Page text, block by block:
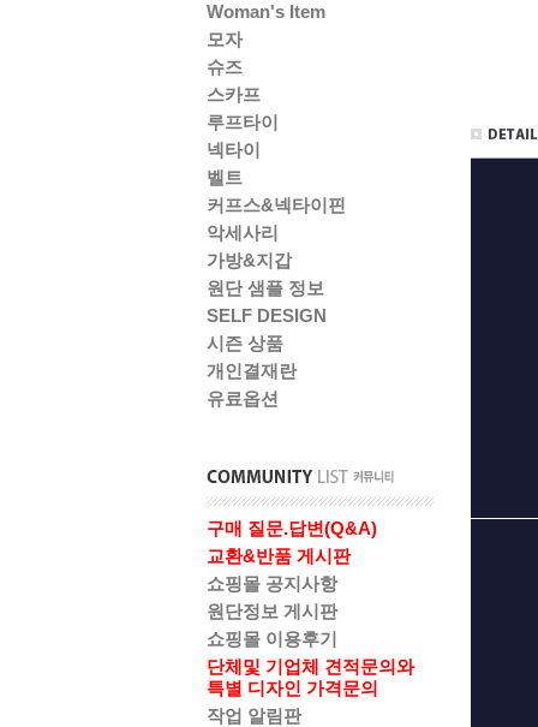
Woman's Item
모자
슈즈
스카프
루프타이
넥타이
벨트
커프스&넥타이핀
악세사리
가방&지갑
원단 샘플 정보
SELF DESIGN
시즌 상품
개인결재란
유료옵션
구매 질문.답변(Q&A)
교환&반품 게시판
쇼핑몰 공지사항
원단정보 게시판
쇼핑몰 이용후기
단체및 기업체 견적문의와
특별 디자인 가격문의
작업 알림판